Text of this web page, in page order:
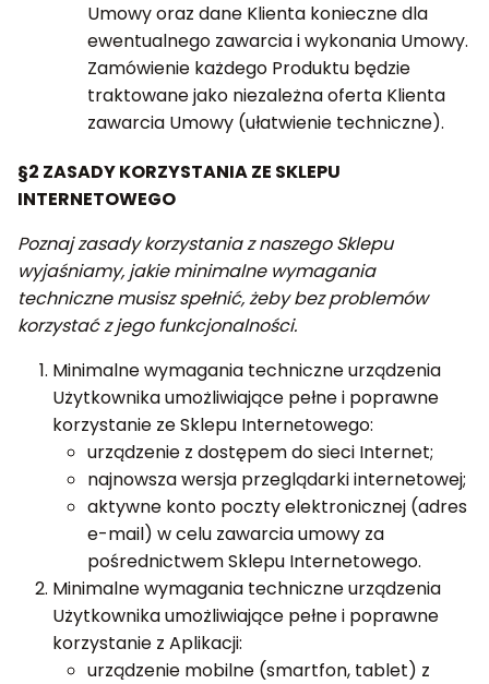
Umowy oraz dane Klienta konieczne dla
ewentualnego zawarcia i wykonania Umowy.
Zamówienie każdego Produktu będzie
traktowane jako niezależna oferta Klienta
zawarcia Umowy (ułatwienie techniczne).
§2 ZASADY KORZYSTANIA ZE SKLEPU
INTERNETOWEGO
Poznaj zasady korzystania z naszego Sklepu
wyjaśniamy, jakie minimalne wymagania
techniczne musisz spełnić, żeby bez problemów
korzystać z jego funkcjonalności.
Minimalne wymagania techniczne urządzenia
Użytkownika umożliwiające pełne i poprawne
korzystanie ze Sklepu Internetowego:
urządzenie z dostępem do sieci Internet;
najnowsza wersja przeglądarki internetowej;
aktywne konto poczty elektronicznej (adres
e-mail) w celu zawarcia umowy za
pośrednictwem Sklepu Internetowego.
Minimalne wymagania techniczne urządzenia
Użytkownika umożliwiające pełne i poprawne
korzystanie z Aplikacji:
urządzenie mobilne (smartfon, tablet) z